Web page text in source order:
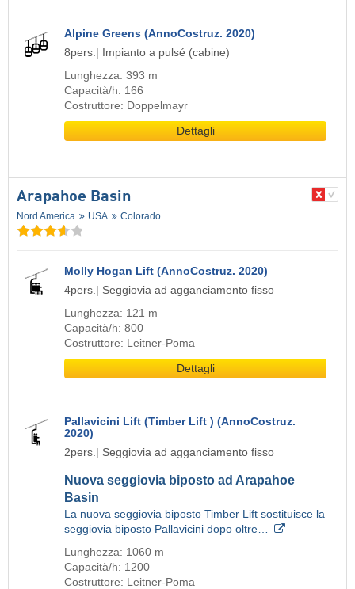
Alpine Greens (AnnoCostruz. 2020)
8pers.| Impianto a pulsé (cabine)
Lunghezza: 393 m
Capacità/h: 166
Costruttore: Doppelmayr
Dettagli
Arapahoe Basin
Nord America USA Colorado
Molly Hogan Lift (AnnoCostruz. 2020)
4pers.| Seggiovia ad agganciamento fisso
Lunghezza: 121 m
Capacità/h: 800
Costruttore: Leitner-Poma
Dettagli
Pallavicini Lift (Timber Lift ) (AnnoCostruz.
2020)
2pers.| Seggiovia ad agganciamento fisso
Nuova seggiovia biposto ad Arapahoe
Basin
La nuova seggiovia biposto Timber Lift sostituisce la
seggiovia biposto Pallavicini dopo oltre…
Lunghezza: 1060 m
Capacità/h: 1200
Costruttore: Leitner-Poma